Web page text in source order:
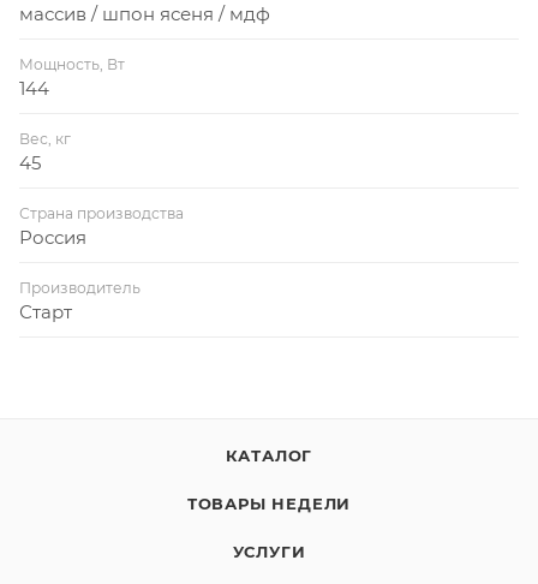
массив / шпон ясеня / мдф
Мощность, Вт
144
Вес, кг
45
Страна производства
Россия
Производитель
Старт
КАТАЛОГ
ТОВАРЫ НЕДЕЛИ
УСЛУГИ